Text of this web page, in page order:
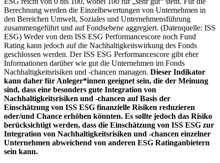
Berechnung werden die Einzelbewertungen von Unternehmen in
den Bereichen Umwelt, Soziales und Unternehmensführung
zusammengeführt und auf Fondsebene aggregiert. (Datenquelle: ISS
ESG) Weder von dem ISS ESG Performancescore noch Fund
Rating kann jedoch auf die Nachhaltigkeitswirkung des Fonds
geschlossen werden. Der ISS ESG Performancescore gibt eher
Informationen darüber wie gut die Unternehmen im Fonds
Nachhaltigkeitsrisiken und -chancen managen. Dieser Indikator
kann daher für Anleger*innen geeignet sein, die der Meinung
sind, dass eine besonders gute Integration von
Nachhaltigkeitsrisiken und -chancen auf Basis der
Einschätzung von ISS ESG finanzielle Risiken reduzieren
oder/und Chance erhöhen könnten. Es sollte jedoch das Risiko
berücksichtigt werden, dass die Einschätzung von ISS ESG zur
Integration von Nachhaltigkeitsrisiken und -chancen einzelner
Unternehmen abweichend von anderen ESG Ratinganbietern
sein kann.